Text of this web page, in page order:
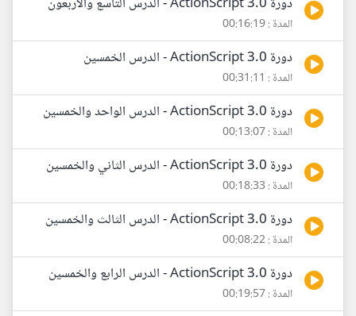
المدة : 00:16:19
دورة ActionScript 3.0 - الدرس الخمسين
المدة : 00:31:11
دورة ActionScript 3.0 - الدرس الواحد والخمسين
المدة : 00:13:07
دورة ActionScript 3.0 - الدرس الثاني والخمسين
المدة : 00:18:33
دورة ActionScript 3.0 - الدرس الثالث والخمسين
المدة : 00:08:22
دورة ActionScript 3.0 - الدرس الرابع والخمسين
المدة : 00:19:57